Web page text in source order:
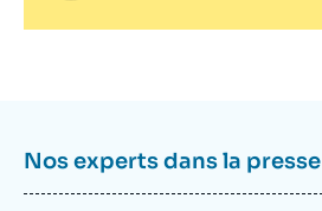
Nos experts dans la presse